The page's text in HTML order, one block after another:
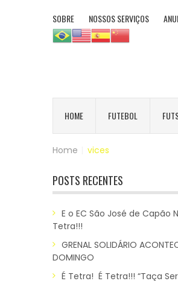
SOBRE NOSSOS SERVIÇOS
HOME FUTEBOL
Home vices
POSTS RECENTES
E o EC São José de Capão
Tetra!!!
GRENAL SOLIDÁRIO
DOMINGO
É Tetra! É Tetra!!! “Taça